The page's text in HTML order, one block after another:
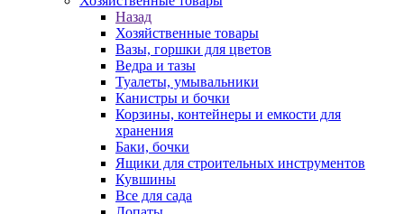
Назад
Хозяйственные товары
Вазы, горшки для цветов
Ведра и тазы
Туалеты, умывальники
Канистры и бочки
Корзины, контейнеры и емкости для
хранения
Баки, бочки
Ящики для строительных инструментов
Кувшины
Все для сада